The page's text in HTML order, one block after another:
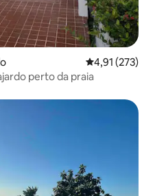
Classificação
4,91 (273)
em Fajardo perto da praia